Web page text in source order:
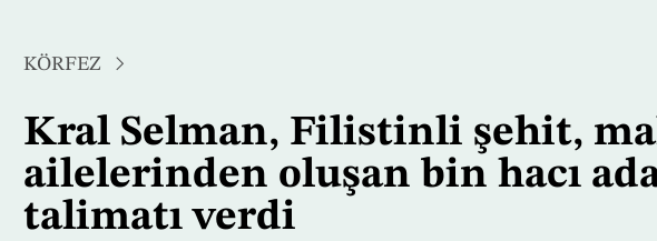
KÖRFEZ
Kral Selman, Filistinli şehit,
ailelerinden oluşan bin hacı
talimatı verdi